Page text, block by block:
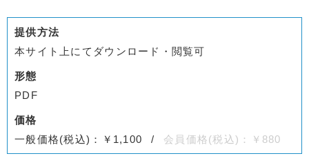
提供方法
本サイト上にてダウンロード・閲覧可
形態
PDF
価格
一般価格(税込)：￥1,100
会員価格(税込)：￥880